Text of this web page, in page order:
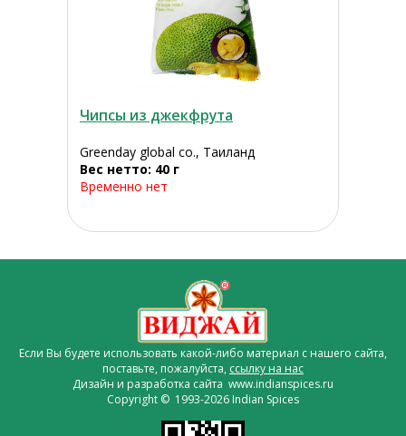
Чипсы из джекфрута
Greenday global co., Таиланд
Вес нетто: 40 г
Временно нет
Если Вы будете использовать какой-либо материал с нашего сайта,
поставьте, пожалуйста, ссылку на нас
Дизайн и разработка сайта www.indianspices.ru
Copyright © 1993-2026 Indian Spices